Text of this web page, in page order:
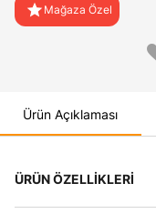
star Mağaza Özel
Ürün Açıklaması
ÜRÜN ÖZELLİKLERİ